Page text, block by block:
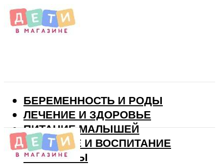
БЕРЕМЕННОСТЬ И РОДЫ
ЛЕЧЕНИЕ И ЗДОРОВЬЕ
ПИТАНИЕ МАЛЫШЕЙ
РАЗВИТИЕ И ВОСПИТАНИЕ
ВИТАМИНЫ